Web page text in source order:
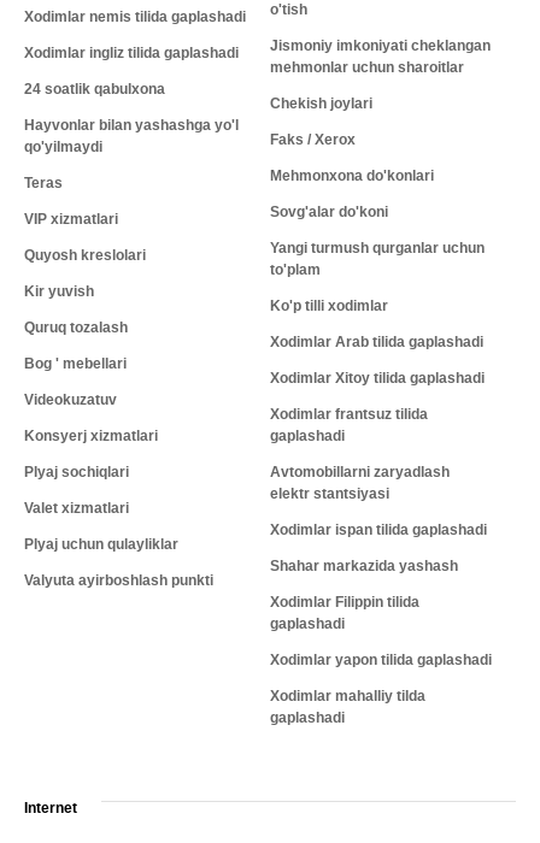
Xodimlar nemis tilida gaplashadi
Xodimlar ingliz tilida gaplashadi
24 soatlik qabulxona
Hayvonlar bilan yashashga yo'l
qo'yilmaydi
Teras
VIP xizmatlari
Quyosh kreslolari
Kir yuvish
Quruq tozalash
Bog ' mebellari
Videokuzatuv
Konsyerj xizmatlari
Plyaj sochiqlari
Valet xizmatlari
Plyaj uchun qulayliklar
Valyuta ayirboshlash punkti
o'tish
Jismoniy imkoniyati cheklangan
mehmonlar uchun sharoitlar
Chekish joylari
Faks / Xerox
Mehmonxona do'konlari
Sovg'alar do'koni
Yangi turmush qurganlar uchun
to'plam
Ko'p tilli xodimlar
Xodimlar Arab tilida gaplashadi
Xodimlar Xitoy tilida gaplashadi
Xodimlar frantsuz tilida
gaplashadi
Avtomobillarni zaryadlash
elektr stantsiyasi
Xodimlar ispan tilida gaplashadi
Shahar markazida yashash
Xodimlar Filippin tilida
gaplashadi
Xodimlar yapon tilida gaplashadi
Xodimlar mahalliy tilda
gaplashadi
Internet